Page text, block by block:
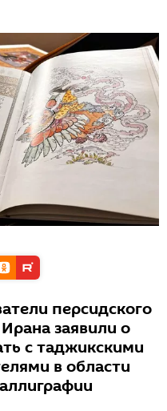
персидского
заявили о
с таджикскими
в области